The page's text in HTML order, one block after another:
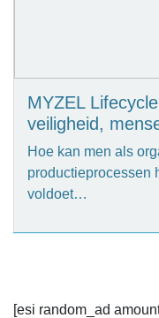
MYZEL
veiligheid,
Hoe kan men als
productieprocessen
voldoet…
[esi random_ad